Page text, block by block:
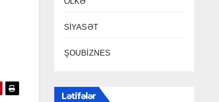
SİYASƏT
ŞOUBİZNES
Lətifələr